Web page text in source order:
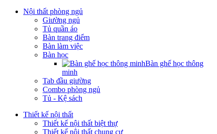
Nội thất phòng ngủ
Giường ngủ
Tủ quần áo
Bàn trang điểm
Bàn làm việc
Bàn học
Bàn ghế học thông
minh
Tab đầu giường
Combo phòng ngủ
Tủ - Kệ sách
Thiết kế nội thất
Thiết kế nội thất biệt thự
Thiết kế nội thất chung cư